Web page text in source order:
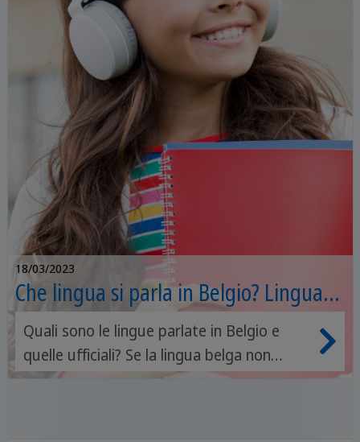
18/03/2023
Che lingua si parla in Belgio? Lingua
ufficiale e parlate
Quali sono le lingue parlate in Belgio e
quelle ufficiali? Se la lingua belga non
esiste, allora che lingua si parla in Belgio?